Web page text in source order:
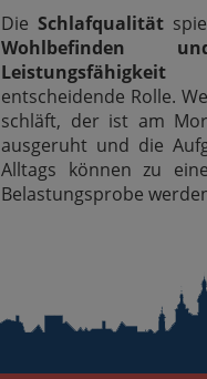
Die Schlafqualität
Wohlbefinden
Leistungsfähigkeit
entscheidende Rolle.
schläft, der ist am
ausgeruht und die
Alltags können zu
Belastungsprobe